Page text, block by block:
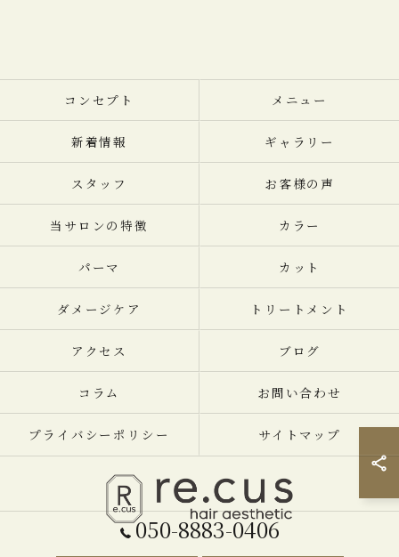
050-8883-0406
コンセプト メニュー
新着情報 ギャラリー
スタッフ お客様の声
当サロンの特徴 カラー
パーマ カット
ダメージケア トリートメント
アクセス ブログ
コラム お問い合わせ
プライバシーポリシー サイトマップ